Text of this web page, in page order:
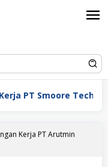
PT Smoore
Kerja PT Arutmin